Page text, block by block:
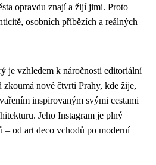
opravdu znají a žijí jimi. Proto
osobních příbězích a reálných
je vzhledem k náročnosti editoriální
zkoumá nové čtvrti Prahy, kde žije,
inspirovaným svými cestami
Jeho Instagram je plný
– od art deco vchodů po moderní